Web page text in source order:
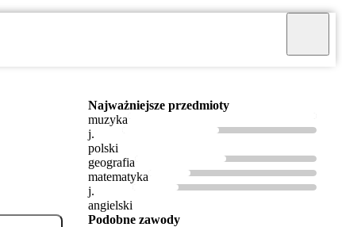
Najważniejsze przedmioty
muzyka
j.
polski
geografia
matematyka
j.
angielski
Podobne zawody